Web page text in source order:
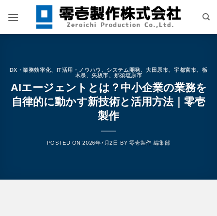
DX・業務効率化、 IT活用・ノウハウ 、 システム開発、大田原市、宇都宮市、 栃
木県、矢板市、 那須塩原市
AIエージェントとは？中小企業の業務を
自律的に動かす新技術と活用方法｜零壱
製作
POSTED ON2026年7月2日 BY 零壱製作 編集部